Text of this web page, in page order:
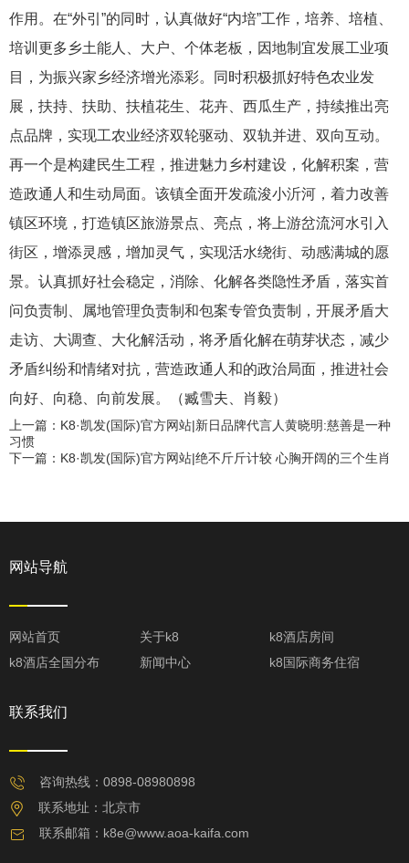
作用。在“外引”的同时，认真做好“内培”工作，培养、培植、
培训更多乡土能人、大户、个体老板，因地制宜发展工业项
目，为振兴家乡经济增光添彩。同时积极抓好特色农业发
展，扶持、扶助、扶植花生、花卉、西瓜生产，持续推出亮
点品牌，实现工农业经济双轮驱动、双轨并进、双向互动。
再一个是构建民生工程，推进魅力乡村建设，化解积案，营
造政通人和生动局面。该镇全面开发疏浚小沂河，着力改善
镇区环境，打造镇区旅游景点、亮点，将上游岔流河水引入
街区，增添灵感，增加灵气，实现活水绕街、动感满城的愿
景。认真抓好社会稳定，消除、化解各类隐性矛盾，落实首
问负责制、属地管理负责制和包案专管负责制，开展矛盾大
走访、大调查、大化解活动，将矛盾化解在萌芽状态，减少
矛盾纠纷和情绪对抗，营造政通人和的政治局面，推进社会
向好、向稳、向前发展。（臧雪夫、肖毅）
上一篇：K8·凯发(国际)官方网站|新日品牌代言人黄晓明:慈善是一种
习惯
下一篇：K8·凯发(国际)官方网站|绝不斤斤计较 心胸开阔的三个生肖
网站导航
网站首页 关于k8
k8酒店房间
k8酒店全国分布
新闻中心 k8国际商务住宿
联系我们
咨询热线：0898-08980898
联系地址：北京市
联系邮箱： k8e@www.aoa-kaifa.com